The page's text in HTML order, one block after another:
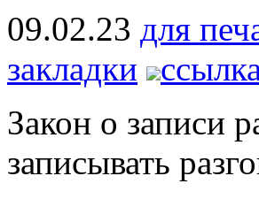
09.02.23 для
закладки
Закон о записи
записывать